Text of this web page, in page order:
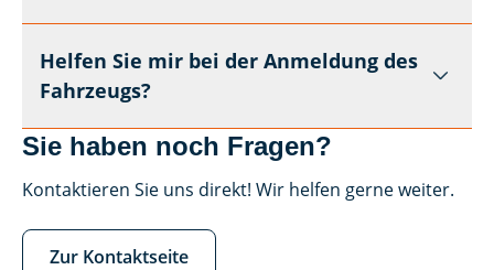
Helfen Sie mir bei der Anmeldung des
Fahrzeugs?
Sie haben noch Fragen?
Kontaktieren Sie uns direkt! Wir helfen gerne weiter.
Zur Kontaktseite